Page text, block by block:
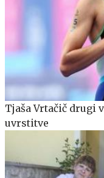
Tjaša Vrtačič drugi
uvrstitve